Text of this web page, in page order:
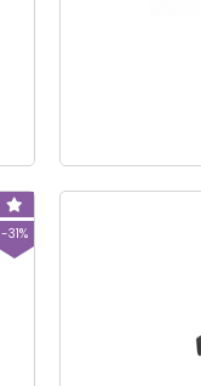
-31%